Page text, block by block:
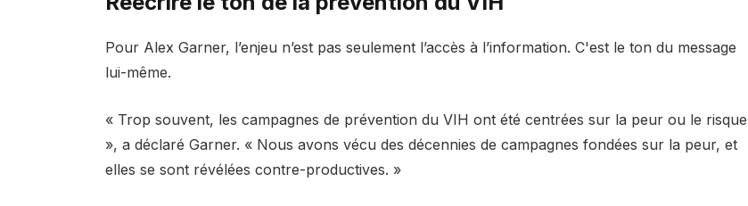
Pour Alex Garner, l’enjeu n’est pas seulement l’accès à l’information. C'est le ton du message
lui-même.
« Trop souvent, les campagnes de prévention du VIH ont été centrées sur la peur ou le risque
», a déclaré Garner. « Nous avons vécu des décennies de campagnes fondées sur la peur, et
elles se sont révélées contre-productives. »